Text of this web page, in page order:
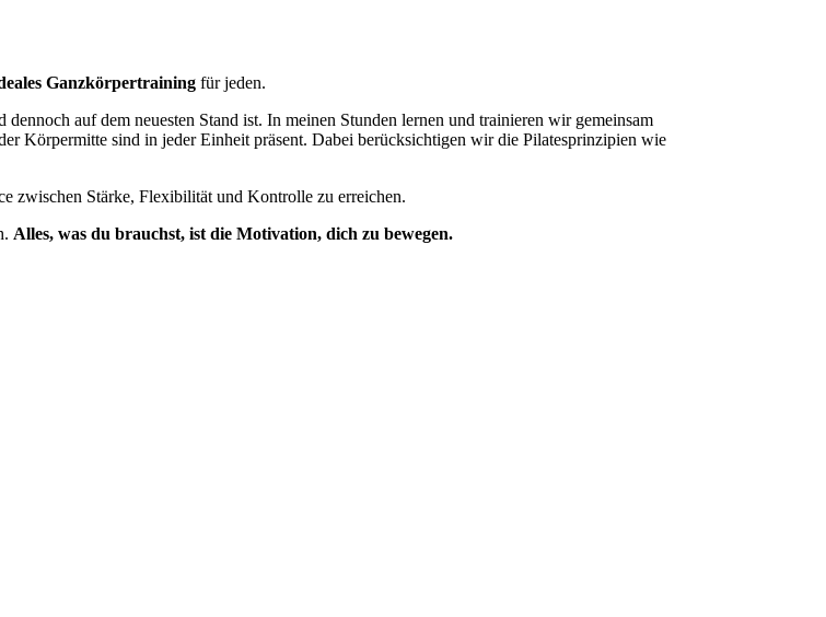
Ganzkörpertrainingfür jeden.
auf dem neuesten Stand ist. In meinen Stunden lernen und trainieren wir gemeinsam
Körpermitte sind in jeder Einheit präsent. Dabei berücksichtigen wir die Pilatesprinzipien wie
zwischen Stärke, Flexibilität und Kontrolle zu erreichen.
Alles, was du brauchst, ist die Motivation, dich zu bewegen.